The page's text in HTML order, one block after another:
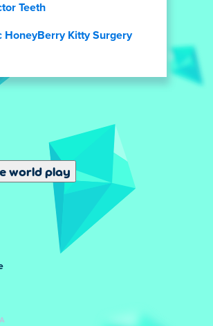
Teeth
HoneyBerry Kitty Surgery
world play